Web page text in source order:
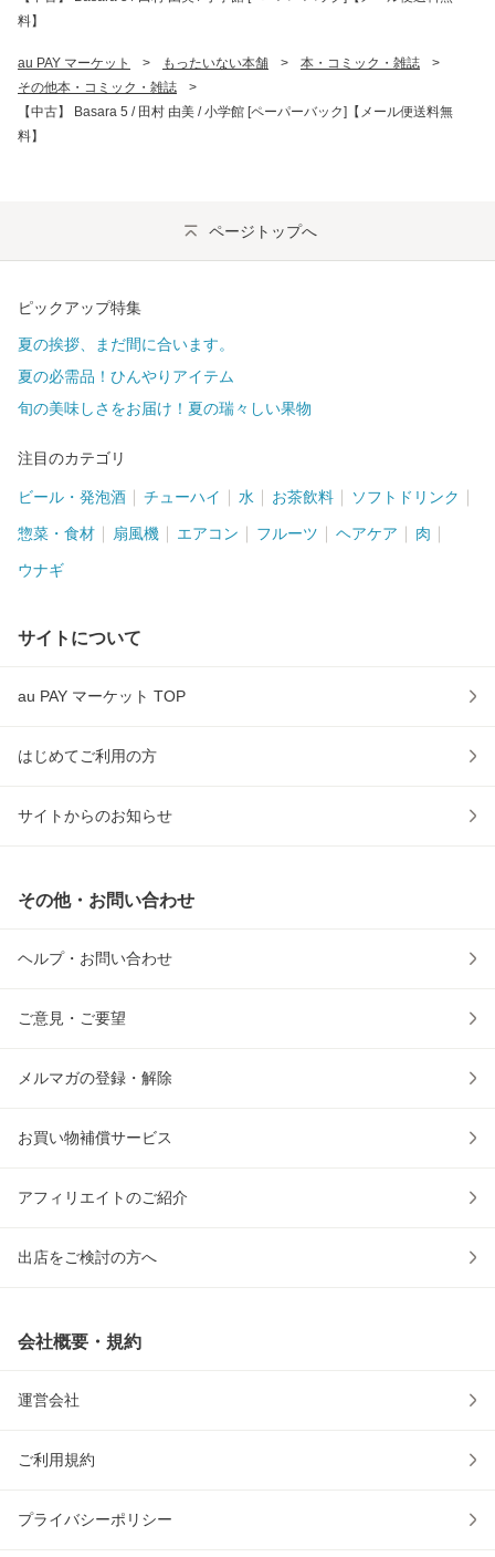
料】
au PAY マーケット > もったいない本舗 > 本・コミック・雑誌
>
その他本・コミック・雑誌
>
【中古】 Basara 5 / 田村 由美 / 小学館 [ペーパーバック]【メール便送料無
料】
ページトップへ
ピックアップ特集
夏の挨拶、まだ間に合います。
夏の必需品！ひんやりアイテム
旬の美味しさをお届け！夏の瑞々しい果物
注目のカテゴリ
ビール・発泡酒 チューハイ 水 お茶飲料 ソフトドリンク
惣菜・食材 扇風機 エアコン フルーツ ヘアケア 肉
ウナギ
サイトについて
au PAY マーケット TOP
はじめてご利用の方
サイトからのお知らせ
その他・お問い合わせ
ヘルプ・お問い合わせ
ご意見・ご要望
メルマガの登録・解除
お買い物補償サービス
アフィリエイトのご紹介
出店をご検討の方へ
会社概要・規約
運営会社
ご利用規約
プライバシーポリシー